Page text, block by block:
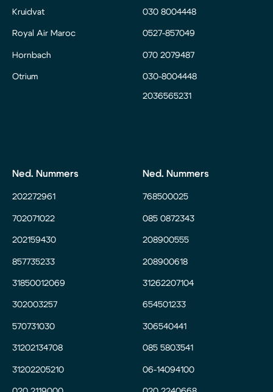
Kruidvat
Royal Air Maroc
Hornbach
Otrium
030 8004448
0527-857049
070 2079487
030-8004448
2036565231
Ned. Nummers
202272961
702071022
202159430
857735233
31850012069
302003257
570731030
31202134708
31202205210
Ned. Nummers
768500025
085 0872343
208900555
208900618
31262207104
654501233
306540441
085 5803541
06-14094100